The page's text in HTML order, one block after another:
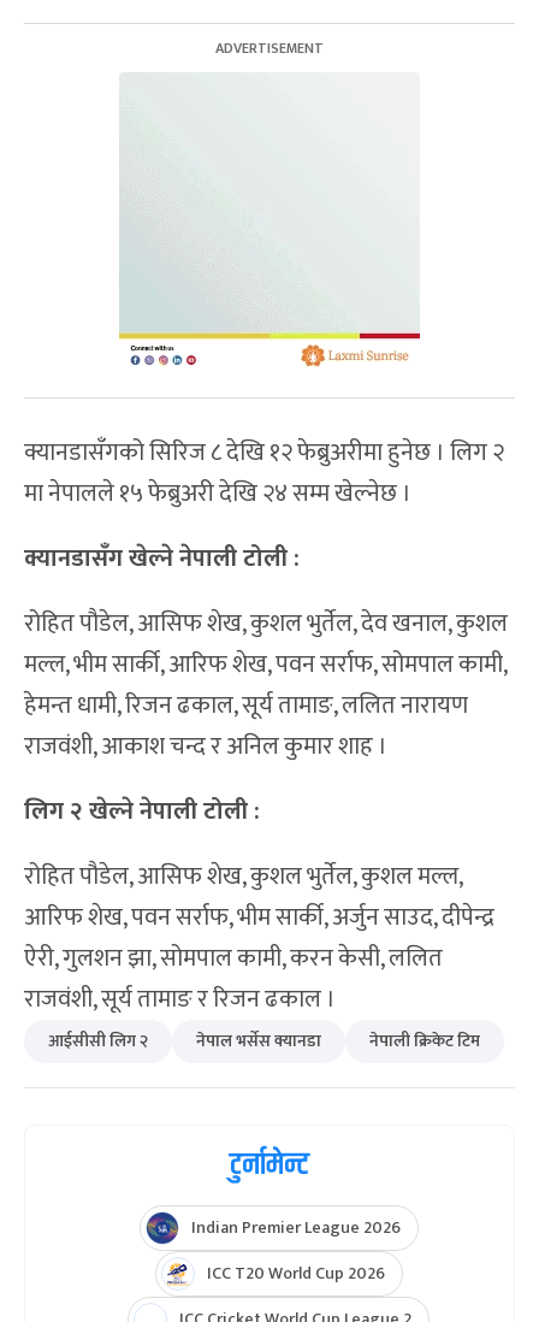
क्यानडासँगको सिरिज ८ देखि १२ फेब्रुअरीमा हुनेछ । लिग २
मा नेपालले १५ फेब्रुअरी देखि २४ सम्म खेल्नेछ ।
क्यानडासँग खेल्ने नेपाली टोली :
रोहित पौडेल, आसिफ शेख, कुशल भुर्तेल, देव खनाल, कुशल
मल्ल, भीम सार्की, आरिफ शेख, पवन सर्राफ, सोमपाल कामी,
हेमन्त धामी, रिजन ढकाल, सूर्य तामाङ, ललित नारायण
राजवंशी, आकाश चन्द र अनिल कुमार शाह ।
लिग २ खेल्ने नेपाली टोली :
रोहित पौडेल, आसिफ शेख, कुशल भुर्तेल, कुशल मल्ल,
आरिफ शेख, पवन सर्राफ, भीम सार्की, अर्जुन साउद, दीपेन्द्र
ऐरी, गुलशन झा, सोमपाल कामी, करन केसी, ललित
राजवंशी, सूर्य तामाङ र रिजन ढकाल ।
आईसीसी लिग २ नेपाल भर्सेस क्यानडा नेपाली क्रिकेट टिम
टुर्नामेन्ट
Indian Premier League 2026
ICC T20 World Cup 2026